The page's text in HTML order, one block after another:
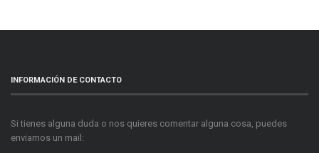
INFORMACIÓN DE CONTACTO
Si tienes alguna duda o nos quieres comentar alguna cosa, puedes
enviarnos un mail: